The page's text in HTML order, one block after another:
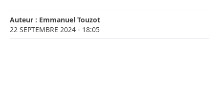
Auteur : Emmanuel Touzot
22 SEPTEMBRE 2024 - 18:05